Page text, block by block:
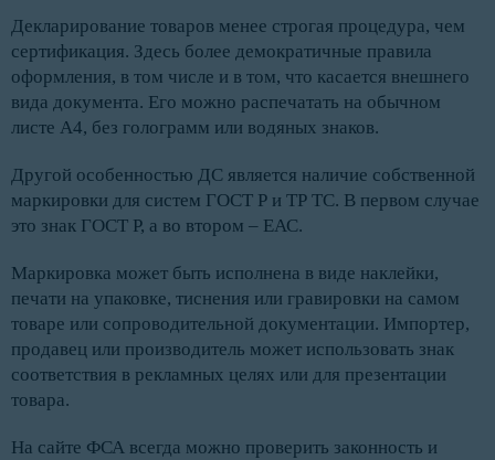
Декларирование товаров менее строгая процедура, чем
сертификация. Здесь более демократичные правила
оформления, в том числе и в том, что касается внешнего
вида документа. Его можно распечатать на обычном
листе А4, без голограмм или водяных знаков.
Другой особенностью ДС является наличие собственной
маркировки для систем ГОСТ Р и ТР ТС. В первом случае
это знак ГОСТ Р, а во втором – ЕАС.
Маркировка может быть исполнена в виде наклейки,
печати на упаковке, тиснения или гравировки на самом
товаре или сопроводительной документации. Импортер,
продавец или производитель может использовать знак
соответствия в рекламных целях или для презентации
товара.
На сайте ФСА всегда можно проверить законность и